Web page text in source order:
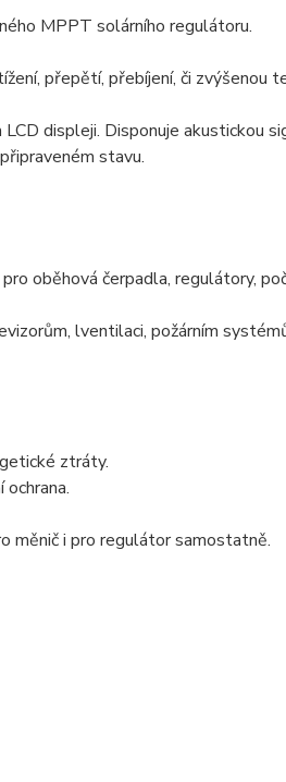
MPPT solárního regulátoru.
přepětí, přebíjení, či zvýšenou
displeji. Disponuje akustickou
stavu.
oběhová čerpadla, regulátory,
lventilaci, požárním
ztráty.
měnič i pro regulátor samostatně.